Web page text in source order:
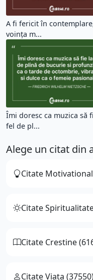
A fi fericit în
voinţa m...
Îmi doresc ca muzica să
fel de pl...
Alege un citat din
Citate
Citate
Citate Crestine
Citate Viata